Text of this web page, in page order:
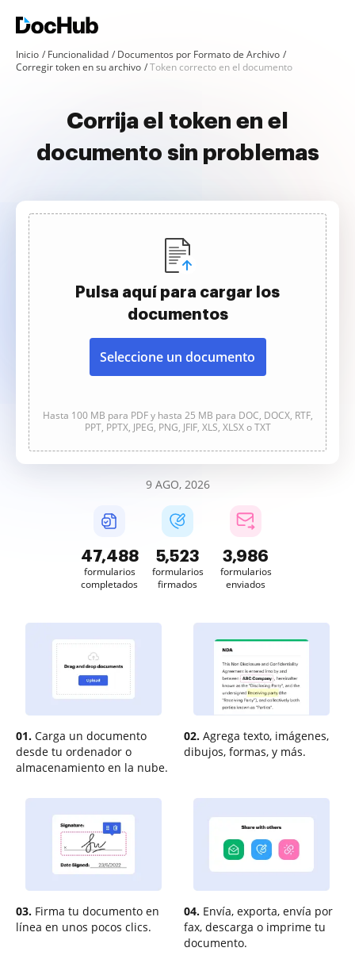
Inicio Funcionalidad
Documentos por Formato de Archivo
Corregir token en su archivo
Token correcto en el documento
Corrija el token en el
documento sin problemas
Pulsa aquí para cargar los
documentos
Seleccione un documento
Hasta 100 MB para PDF y hasta 25 MB para DOC, DOCX, RTF,
PPT, PPTX, JPEG, PNG, JFIF, XLS, XLSX o TXT
9 AGO, 2026
47,489
formularios
completados
5,523
formularios
firmados
3,986
formularios
enviados
01. Carga un documento
desde tu ordenador o
almacenamiento en la nube.
02. Agrega texto, imágenes,
dibujos, formas, y más.
03. Firma tu documento en
línea en unos pocos clics.
04. Envía, exporta, envía por
fax, descarga o imprime tu
documento.